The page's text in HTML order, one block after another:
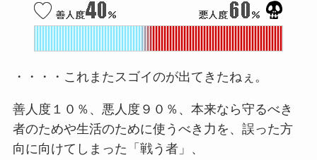
・・・・これまたスゴイのが出てきたねぇ。
善人度１０％、悪人度９０％、本来なら守るべき
者のためや生活のために使うべき力を、誤った方
向に向けてしまった「戦う者」、